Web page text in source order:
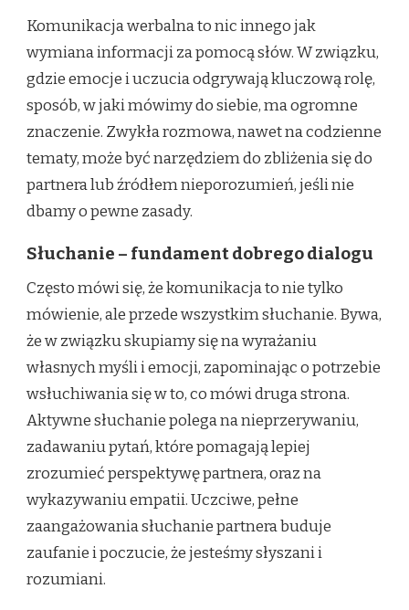
Komunikacja werbalna to nic innego jak
wymiana informacji za pomocą słów. W związku,
gdzie emocje i uczucia odgrywają kluczową rolę,
sposób, w jaki mówimy do siebie, ma ogromne
znaczenie. Zwykła rozmowa, nawet na codzienne
tematy, może być narzędziem do zbliżenia się do
partnera lub źródłem nieporozumień, jeśli nie
dbamy o pewne zasady.
Słuchanie – fundament dobrego dialogu
Często mówi się, że komunikacja to nie tylko
mówienie, ale przede wszystkim słuchanie. Bywa,
że w związku skupiamy się na wyrażaniu
własnych myśli i emocji, zapominając o potrzebie
wsłuchiwania się w to, co mówi druga strona.
Aktywne słuchanie polega na nieprzerywaniu,
zadawaniu pytań, które pomagają lepiej
zrozumieć perspektywę partnera, oraz na
wykazywaniu empatii. Uczciwe, pełne
zaangażowania słuchanie partnera buduje
zaufanie i poczucie, że jesteśmy słyszani i
rozumiani.